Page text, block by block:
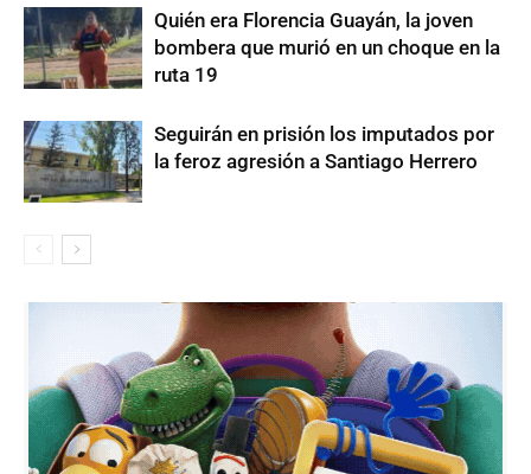
Quién era Florencia Guayán, la joven
bombera que murió en un choque en la
ruta 19
Seguirán en prisión los imputados por
la feroz agresión a Santiago Herrero